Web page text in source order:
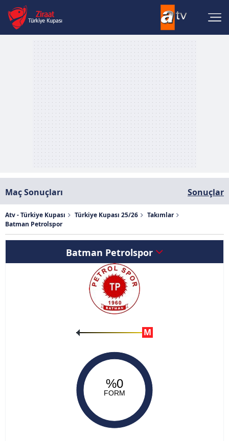
Maç Sonuçları Sonuçlar
Atv - Türkiye Kupası Türkiye Kupası 25/26
Takımlar
Batman Petrolspor
Batman Petrolspor
M
%0
FORM